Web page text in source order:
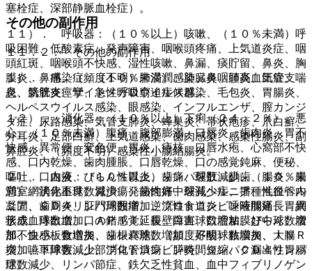
塞栓症、深部静脈血栓症）。
１１）． 呼吸器：（１０％以上）咳嗽、（１０％未満）呼
吸困難、低酸素症、発声障害、咽喉頭疼痛、上気道炎症、咽
頭紅斑、咽喉頭不快感、湿性咳嗽、鼻漏、痰貯留、鼻炎、胸
膜炎、鼻痛、（頻度不明）肺浸潤、肺臓炎、肺高血圧症、喘
息、気管支痙攣、急性呼吸窮迫症候群。
１２）． 消化器：（１０％以上）下痢（２４．２％）、悪
心、（１０％未満）腹痛、腹部膨満、口唇炎、歯肉炎、胃不
快感、異常便、変色便、胃炎、痔核、口唇水疱、心窩部不快
感、口内乾燥、歯肉腫脹、口唇乾燥、口の感覚鈍麻、便秘、
嘔吐、口内炎、びらん性胃炎、歯痛、裂肛、齲歯、腸炎、腸
憩室、消化不良、胃潰瘍、歯肉痛、裂孔ヘルニア、鼡径ヘル
ニア、歯周炎、肛門周囲痛、逆流性食道炎、唾液腺痛、胃異
形成、痔出血、口の錯感覚、腹壁障害、口腔粘膜びらん、腹
部不快感、食道炎、歯根嚢胞、（頻度不明）粘膜炎、大腸
炎、嚥下障害、上部消化管潰瘍、膵炎、タンパク漏出性胃腸
症。
その他の副作用
１１．２． その他の副作用
１）． 感染症：（１０％未満）感染、鼻咽頭炎、気管支
炎、膀胱炎、サイトメガロウイルス感染、毛包炎、胃腸炎、
ヘルペスウイルス感染、眼感染、インフルエンザ、膣カンジ
ダ症、尿路感染、気管支肺炎、蜂巣炎、帯状疱疹、爪白癬、
外耳炎、足部白癬、上気道感染、歯肉感染、感染性腸炎、副
鼻腔炎、（頻度不明）感染性小腸結腸炎。
２）． 血液：（１０％以上）リンパ球数減少、（１０％未
満）網状赤血球数減少、発熱性好中球減少症、播種性血管内
凝固、ＣＤ４リンパ球数増加、プロトロンビン時間延長、網
状赤血球数増加、ＡＰＴＴ延長、白血球数増加、好中球数増
加、血小板数増加、リンパ球数増加、好酸球数増加、ＩＮＲ
増加、単球数減少、プロトロンビン時間短縮、ＣＤ４リンパ
球数減少、リンパ節症、鉄欠乏性貧血、血中フィブリノゲン